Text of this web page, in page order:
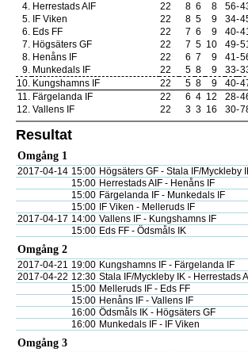
4. Herrestads AIF 22 8 6 8 56-
5. IF Viken 22 8 5 9 34-
6. Eds FF 22 7 6 9 40-
7. Högsäters GF 22 7 5 10 49-
8. Henåns IF 22 6 7 9 41-
9. Munkedals IF 22 5 8 9 33-
10. Kungshamns IF 22 5 8 9 40-
11. Färgelanda IF 22 6 4 12 28-
12. Vallens IF 22 3 3 16 30-
Resultat
Omgång 1
2017-04-14 15:00 Högsäters GF - Stala IF/Myckleby
15:00 Herrestads AIF - Henåns IF
15:00 Färgelanda IF - Munkedals IF
15:00
IF Viken - Melleruds IF
2017-04-17 14:00 Vallens IF - Kungshamns IF
15:00 Eds FF - Ödsmåls IK
Omgång 2
2017-04-21 19:00 Kungshamns IF - Färgelanda IF
2017-04-22 12:30 Stala IF/Myckleby IK - Herrestads
15:00 Melleruds IF - Eds FF
15:00 Henåns IF - Vallens IF
16:00 Ödsmåls IK - Högsäters GF
16:00 Munkedals IF - IF Viken
Omgång 3